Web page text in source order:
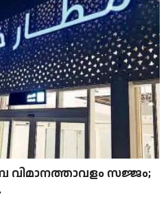
വിമാനത്താവളം സജ്ജം;